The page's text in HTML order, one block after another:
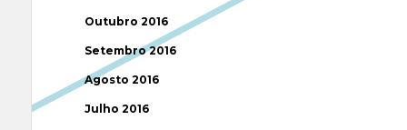
Outubro 2016
Setembro 2016
Agosto 2016
Julho 2016